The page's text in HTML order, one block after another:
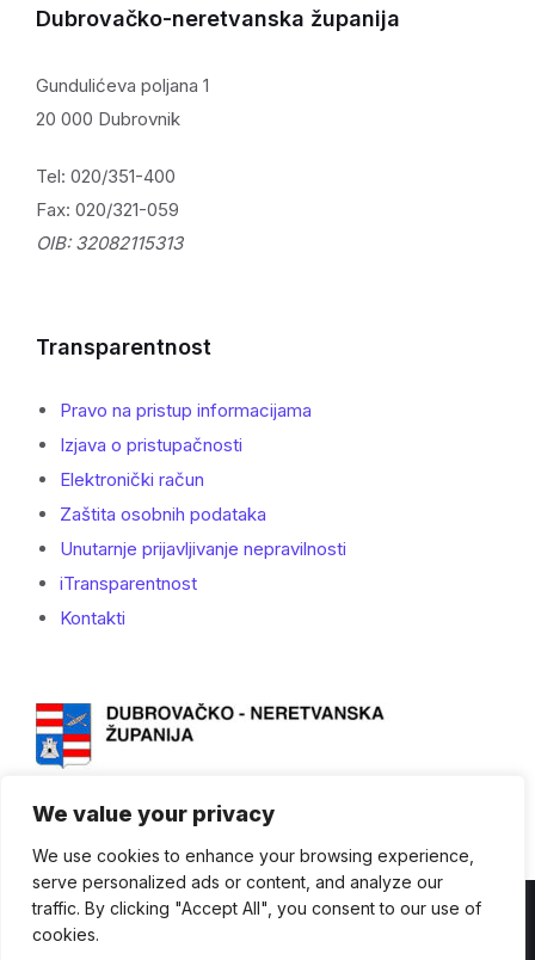
We value your privacy
We use cookies to enhance your browsing experience,
serve personalized ads or content, and analyze our
traffic. By clicking "Accept All", you consent to our use of
cookies.
Dubrovačko-neretvanska županija
Gundulićeva poljana 1
20 000 Dubrovnik
Tel: 020/351-400
Fax: 020/321-059
OIB: 32082115313
Transparentnost
Pravo na pristup informacijama
Izjava o pristupačnosti
Elektronički račun
Zaštita osobnih podataka
Unutarnje prijavljivanje nepravilnosti
iTransparentnost
Kontakti